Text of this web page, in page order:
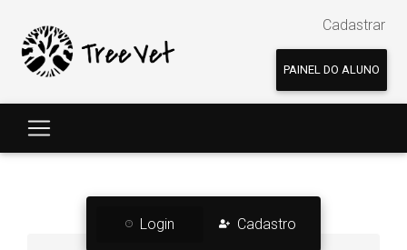
Cadastrar
PAINEL DO ALUNO
Login Cadastro